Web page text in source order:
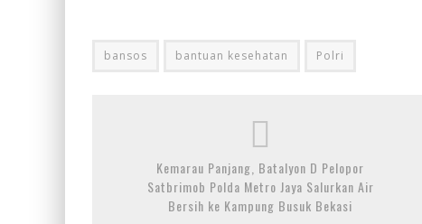
bansos bantuan kesehatan Polri
Kemarau Panjang, Batalyon D Pelopor
Satbrimob Polda Metro Jaya Salurkan Air
Bersih ke Kampung Busuk Bekasi